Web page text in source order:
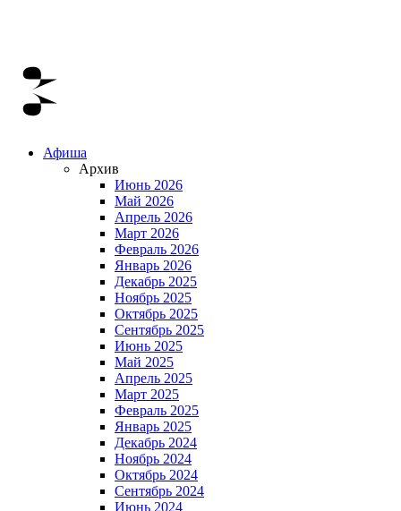
Афиша
Архив
Июнь 2026
Май 2026
Апрель 2026
Март 2026
Февраль 2026
Январь 2026
Декабрь 2025
Ноябрь 2025
Октябрь 2025
Сентябрь 2025
Июнь 2025
Май 2025
Апрель 2025
Март 2025
Февраль 2025
Январь 2025
Декабрь 2024
Ноябрь 2024
Октябрь 2024
Сентябрь 2024
Июнь 2024